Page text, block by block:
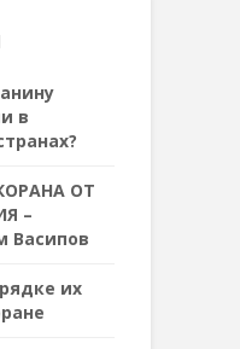
в
ОТ
–
Васипов
их